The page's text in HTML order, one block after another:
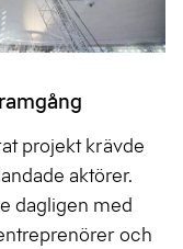
projekt krävde
aktörer.
dagligen med
och